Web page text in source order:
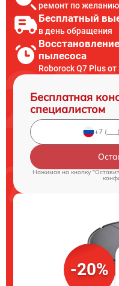
ремонт по желанию
Бесплатный
в день обращения
пылесоса
Roborock Q7 Plus
Бесплатная
специалистом
Нажимая на кнопку
-20%